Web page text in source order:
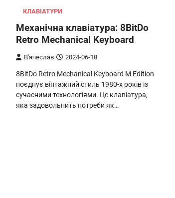
КЛАВІАТУРИ
Механічна клавіатура: 8BitDo
Retro Mechanical Keyboard
В'ячеслав 2024-06-18
8BitDo Retro Mechanical Keyboard M Edition
поєднує вінтажний стиль 1980-х років із
сучасними технологіями. Це клавіатура,
яка задовольнить потреби як…